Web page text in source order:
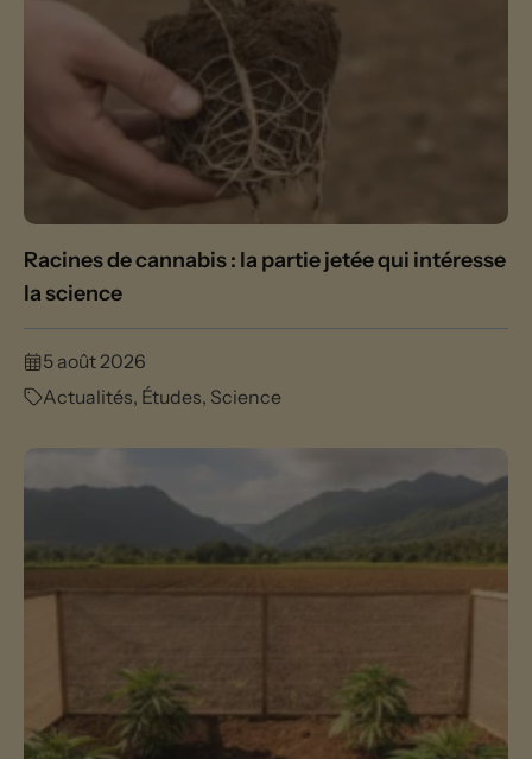
Racines de cannabis : la partie jetée qui intéresse
la science
5 août 2026
Actualités, Études, Science